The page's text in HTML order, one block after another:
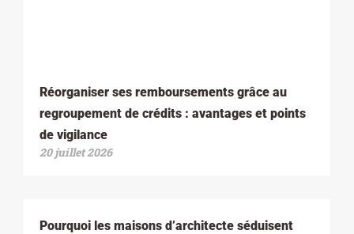
Réorganiser ses remboursements grâce au
regroupement de crédits : avantages et points
de vigilance
20 juillet 2026
Pourquoi les maisons d’architecte séduisent